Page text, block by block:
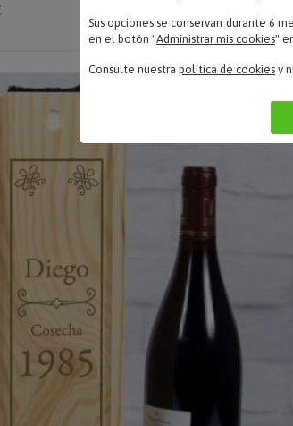
Solo 19.90 €
Sus opciones se conservan durante 6
en el botón "Administrar mis cookies"
Consulte nuestra política de cookies y